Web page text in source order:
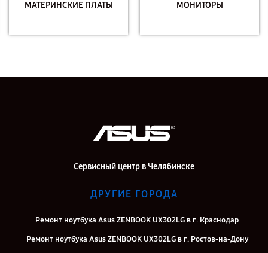
МАТЕРИНСКИЕ ПЛАТЫ МОНИТОРЫ
Сервисный центр в Челябинске
ДРУГИЕ ГОРОДА
Ремонт ноутбука Asus ZENBOOK UX302LG в г. Краснодар
Ремонт ноутбука Asus ZENBOOK UX302LG в г. Ростов-на-Дону